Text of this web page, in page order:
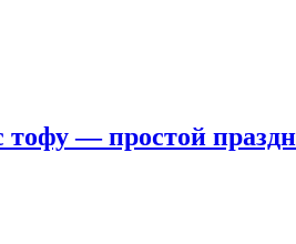
тофу — простой